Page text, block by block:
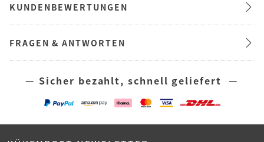
KUNDENBEWERTUNGEN
FRAGEN & ANTWORTEN
— Sicher bezahlt, schnell geliefert —